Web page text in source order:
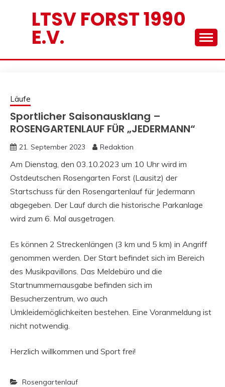
LTSV FORST 1990
E.V.
Läufe
Sportlicher Saisonausklang –
ROSENGARTENLAUF FÜR „JEDERMANN“
21. September 2023 Redaktion
Am Dienstag, den 03.10.2023 um 10 Uhr wird im
Ostdeutschen Rosengarten Forst (Lausitz) der
Startschuss für den Rosengartenlauf für Jedermann
abgegeben. Der Lauf durch die historische Parkanlage
wird zum 6. Mal ausgetragen.
Es können 2 Streckenlängen (3 km und 5 km) in Angriff
genommen werden. Der Start befindet sich im Bereich
des Musikpavillons. Das Meldebüro und die
Startnummernausgabe befinden sich im
Besucherzentrum, wo auch
Umkleidemöglichkeiten bestehen. Eine Voranmeldung ist
nicht notwendig.
Herzlich willkommen und Sport frei!
Rosengartenlauf